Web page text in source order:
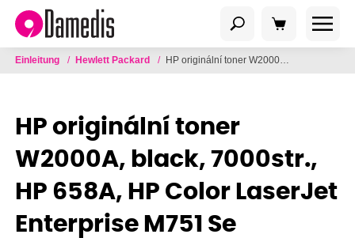
Einleitung / Hewlett Packard / HP originální toner W2000A, black, 7000str., HP 658A, HP Color LaserJet Enterprise M751 Se
HP originální toner
W2000A, black, 7000str.,
HP 658A, HP Color LaserJet
Enterprise M751 Se